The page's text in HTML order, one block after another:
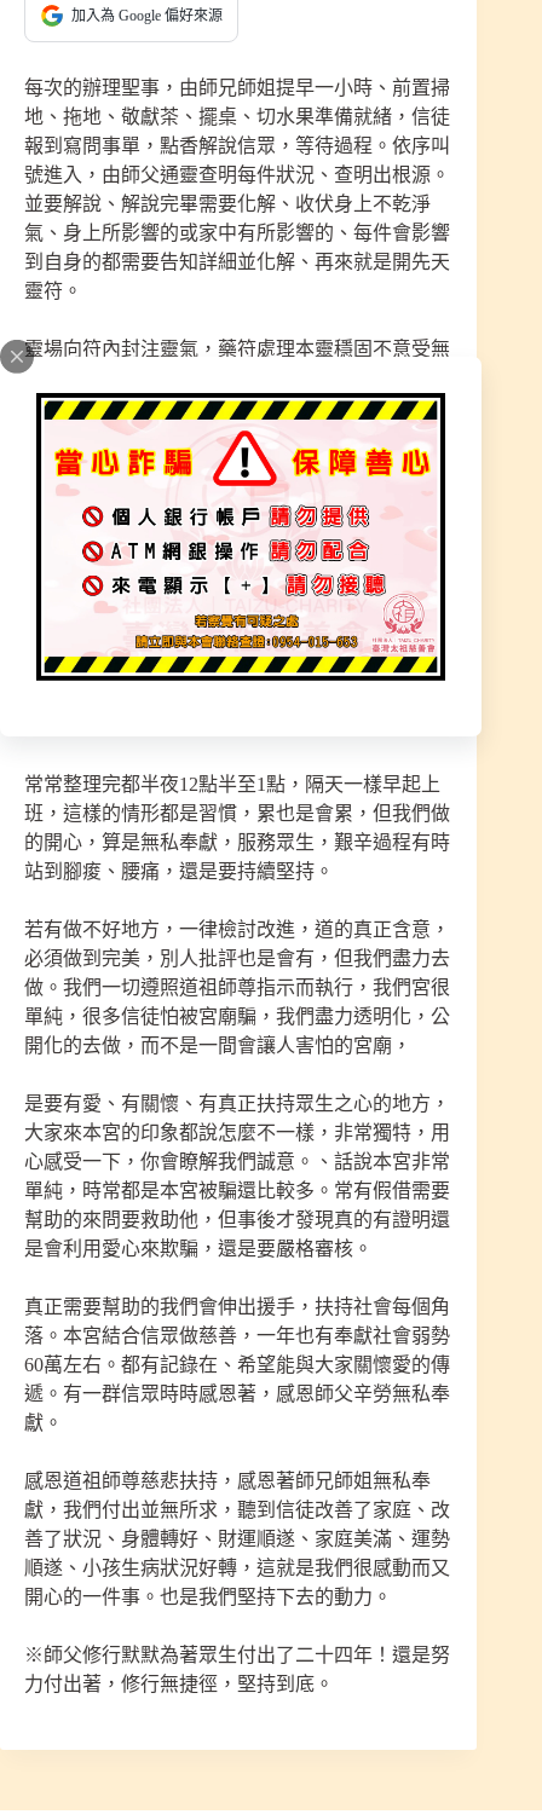
加入為 Google 偏好來源
每次的辦理聖事，由師兄師姐提早一小時、前置掃
地、拖地、敬獻茶、擺桌、切水果準備就緒，信徒
報到寫問事單，點香解說信眾，等待過程。依序叫
號進入，由師父通靈查明每件狀況、查明出根源。
並要解說、解說完畢需要化解、收伏身上不乾淨
氣、身上所影響的或家中有所影響的、每件會影響
到自身的都需要告知詳細並化解、再來就是開先天
靈符。
靈場向符內封注靈氣，藥符處理本靈穩固不意受無
形氣與靈影響，並加持身體上的問題，一切師尊詳
細一步一步排解，這樣才能完善根治，運才會開並
未來的路才能走得穩更順遂。
【詳細查明–抽絲剝繭–化解此事–靈符醫治–加持開
等待是值得的，師尊看待每位都非常用心。每位請
示完，師兄姐都會再詳細解說，告知清楚師父每項
的符令作用如何。辦理聖事結束，師兄師姐必須掃
地、拖地、擦神桌、洗廁所、桌子收拾、聖尊的清
常常整理完都半夜12點半至1點，隔天一樣早起上
班，這樣的情形都是習慣，累也是會累，但我們做
的開心，算是無私奉獻，服務眾生，艱辛過程有時
站到腳痠、腰痛，還是要持續堅持。
若有做不好地方，一律檢討改進，道的真正含意，
必須做到完美，別人批評也是會有，但我們盡力去
做。我們一切遵照道祖師尊指示而執行，我們宮很
單純，很多信徒怕被宮廟騙，我們盡力透明化，公
開化的去做，而不是一間會讓人害怕的宮廟，
是要有愛、有關懷、有真正扶持眾生之心的地方，
大家來本宮的印象都說怎麼不一樣，非常獨特，用
心感受一下，你會瞭解我們誠意。、話說本宮非常
單純，時常都是本宮被騙還比較多。常有假借需要
幫助的來問要救助他，但事後才發現真的有證明還
是會利用愛心來欺騙，還是要嚴格審核。
真正需要幫助的我們會伸出援手，扶持社會每個角
落。本宮結合信眾做慈善，一年也有奉獻社會弱勢
60萬左右。都有記錄在、希望能與大家關懷愛的傳
遞。有一群信眾時時感恩著，感恩師父辛勞無私奉
獻。
感恩道祖師尊慈悲扶持，感恩著師兄師姐無私奉
獻，我們付出並無所求，聽到信徒改善了家庭、改
善了狀況、身體轉好、財運順遂、家庭美滿、運勢
順遂、小孩生病狀況好轉，這就是我們很感動而又
開心的一件事。也是我們堅持下去的動力。
※師父修行默默為著眾生付出了二十四年！還是努
力付出著，修行無捷徑，堅持到底。